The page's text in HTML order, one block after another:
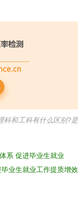
科和工科有什么区别?是
系 促进毕业生就业
业生就业工作提质增效